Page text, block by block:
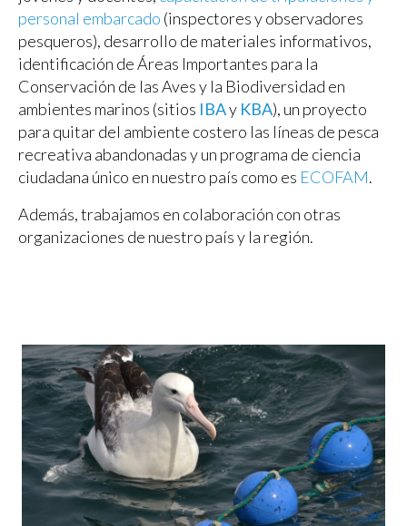
personal embarcado (inspectores y observadores
pesqueros), desarrollo de materiales informativos,
identificación de Áreas Importantes para la
Conservación de las Aves y la Biodiversidad en
ambientes marinos (sitios IBAy KBA), un proyecto
para quitar del ambiente costero las líneas de pesca
recreativa abandonadas y un programa de ciencia
ciudadana único en nuestro país como es ECOFAM.
Además, trabajamos en colaboración con otras
organizaciones de nuestro país y la región.